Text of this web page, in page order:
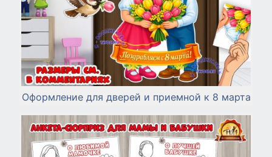
Оформление для дверей и приемной к 8 марта